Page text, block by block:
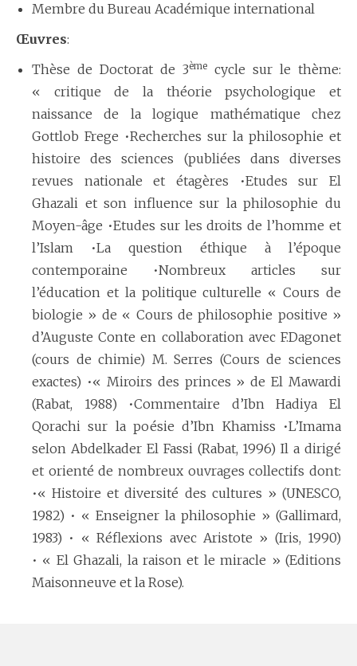
Membre du Bureau Académique international
Œuvres:
Thèse de Doctorat de 3ème cycle sur le thème:
« critique de la théorie psychologique et
naissance de la logique mathématique chez
Gottlob Frege •Recherches sur la philosophie et
histoire des sciences (publiées dans diverses
revues nationale et étagères •Etudes sur El
Ghazali et son influence sur la philosophie du
Moyen-âge •Etudes sur les droits de l’homme et
l’Islam •La question éthique à l’époque
contemporaine •Nombreux articles sur
l’éducation et la politique culturelle « Cours de
biologie » de « Cours de philosophie positive »
d’Auguste Conte en collaboration avec F.Dagonet
(cours de chimie) M. Serres (Cours de sciences
exactes) •« Miroirs des princes » de El Mawardi
(Rabat, 1988) •Commentaire d’Ibn Hadiya El
Qorachi sur la poésie d’Ibn Khamiss •L’Imama
selon Abdelkader El Fassi (Rabat, 1996) Il a dirigé
et orienté de nombreux ouvrages collectifs dont:
•« Histoire et diversité des cultures » (UNESCO,
1982) • « Enseigner la philosophie » (Gallimard,
1983) • « Réflexions avec Aristote » (Iris, 1990)
• « El Ghazali, la raison et le miracle » (Editions
Maisonneuve et la Rose).